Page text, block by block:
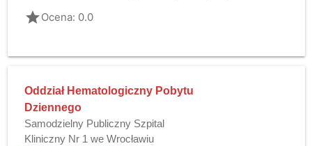
gradeOcena: 0.0
Oddział Hematologiczny Pobytu
Dziennego
Samodzielny Publiczny Szpital
Kliniczny Nr 1 we Wrocławiu